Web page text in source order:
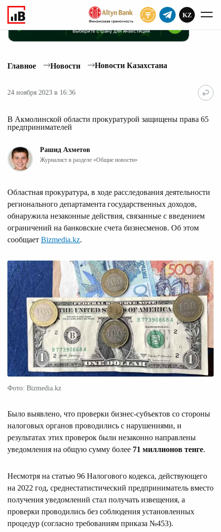
KZ
Главное Новости Новости Казахстана
24 ноября 2023 в 16:36
В Акмолинской области прокуратурой защищены права 65
предпринимателей
Рашид Ахметов
Журналист в разделе «Общие новости»
Областная прокуратура, в ходе расследования деятельности
регионального департамента государственных доходов,
обнаружила незаконные действия, связанные с введением
ограничений на банковские счета бизнесменов. Об этом
сообщает Bizmedia.kz.
Фото: Bizmedia.kz
Было выявлено, что проверки бизнес-субъектов со стороны
налоговых органов проводились с нарушениями, и
результатах этих проверок были незаконно направлены
уведомления на общую сумму более 71 миллионов тенге.
Несмотря на статью 96 Налогового кодекса, действующего
на 2022 год, среднестатистический предприниматель вместо
получения уведомлений стал получать извещения, а
проверки проводились без соблюдения установленных
процедур (согласно требованиям приказа №453).